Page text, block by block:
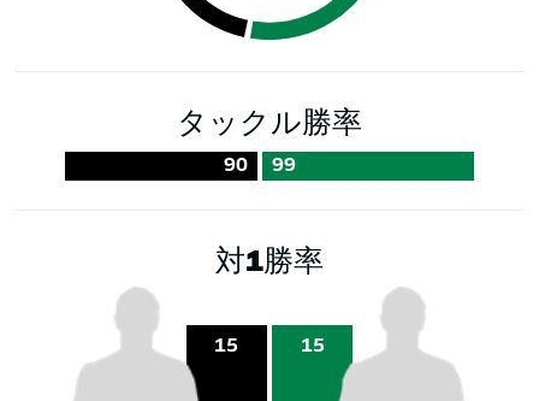
タックル勝率
90 99
対1勝率
15 15